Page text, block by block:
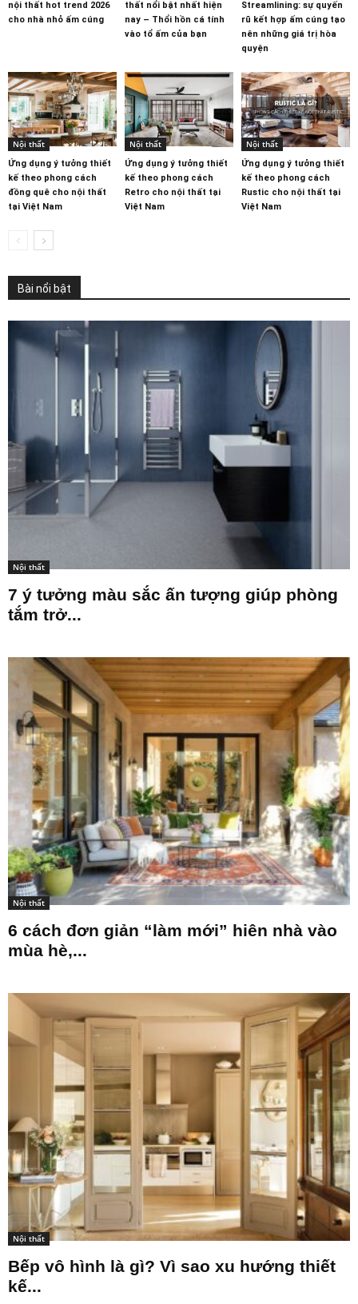
nội thất hot trend 2026
cho nhà nhỏ ấm cúng
thất nổi bật nhất hiện
nay – Thổi hồn cá tính
vào tổ ấm của bạn
Streamlining: sự quyến
rũ kết hợp ấm cúng tạo
nên những giá trị hòa
quyện
Nội thất
Ứng dụng ý tưởng thiết
kế theo phong cách
đồng quê cho nội thất
tại Việt Nam
Nội thất
Ứng dụng ý tưởng thiết
kế theo phong cách
Retro cho nội thất tại
Việt Nam
Nội thất
Ứng dụng ý tưởng thiết
kế theo phong cách
Rustic cho nội thất tại
Việt Nam
Bài nổi bật
Nội thất
7 ý tưởng màu sắc ấn tượng giúp phòng
tắm trở...
Nội thất
6 cách đơn giản “làm mới” hiên nhà vào
mùa hè,...
Nội thất
Bếp vô hình là gì? Vì sao xu hướng thiết
kế...